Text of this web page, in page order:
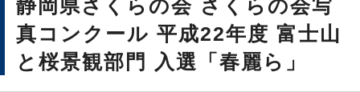
静岡県さくらの会 さくらの会写
真コンクール 平成22年度 富士山
と桜景観部門 入選「春麗ら」